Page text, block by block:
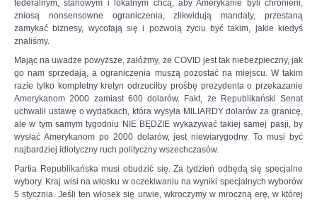
federalnym, stanowym i lokalnym chcą, aby Amerykanie byli chronieni,
zniosą nonsensowne ograniczenia, zlikwidują mandaty, przestaną
zamykać biznesy, wycofają się i pozwolą życiu być takim, jakie kiedyś
znaliśmy.
Mając na uwadze powyższe, załóżmy, że COVID jest tak niebezpieczny, jak
go nam sprzedają, a ograniczenia muszą pozostać na miejscu. W takim
razie tylko kompletny kretyn odrzuciłby prośbę prezydenta o przekazanie
Amerykanom 2000 zamiast 600 dolarów. Fakt, że Republikański Senat
uchwalił ustawę o wydatkach, która wysyła MILIARDY dolarów za granicę,
ale w tym samym tygodniu NIE BĘDZIE wykazywać takiej samej pasji, by
wysłać Amerykanom po 2000 dolarów, jest niewiarygodny. To musi być
najbardziej idiotyczny ruch polityczny wszechczasów.
Partia Republikańska musi obudzić się. Za tydzień odbędą się specjalne
wybory. Kraj wisi na włosku w oczekiwaniu na wyniki specjalnych wyborów
5 stycznia. Jeśli ten włosek się urwie, wkroczymy w mroczną erę, w której